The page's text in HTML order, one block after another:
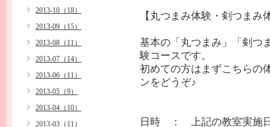
【丸つまみ体験・剣つまみ
基本の「丸つまみ」「剣つ
験コースです。
初めての方はまずこちらの
ンをどうぞ♪
日時 ： 上記の教室実施
2013-10（18）
2013-09（15）
2013-08（11）
2013-07（14）
2013-06（11）
2013-05（9）
2013-04（10）
2013-03（11）